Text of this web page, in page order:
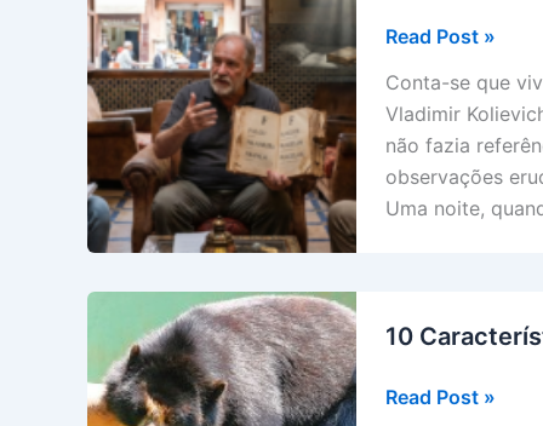
Um
Diferente
Read Post »
Conta-se que
Vladimir
não fazia
observações
Uma noite,
10
10
Read Post »